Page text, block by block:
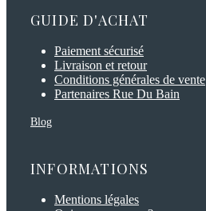
GUIDE D'ACHAT
Paiement sécurisé
Livraison et retour
Conditions générales de vente
Partenaires Rue Du Bain
Blog
INFORMATIONS
Mentions légales